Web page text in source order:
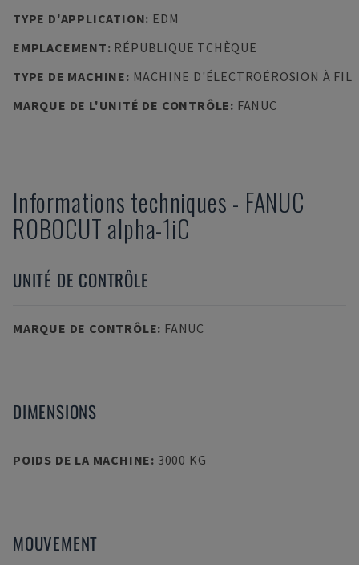
TYPE D'APPLICATION: EDM
EMPLACEMENT: RÉPUBLIQUE TCHÈQUE
TYPE DE MACHINE: MACHINE D'ÉLECTROÉROSION À FIL
MARQUE DE L'UNITÉ DE CONTRÔLE: FANUC
Informations techniques - FANUC
ROBOCUT alpha-1iC
UNITÉ DE CONTRÔLE
MARQUE DE CONTRÔLE: FANUC
DIMENSIONS
POIDS DE LA MACHINE: 3000 KG
MOUVEMENT